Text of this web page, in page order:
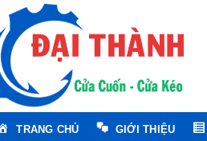
TRANG CHỦ GIỚI THIỆU